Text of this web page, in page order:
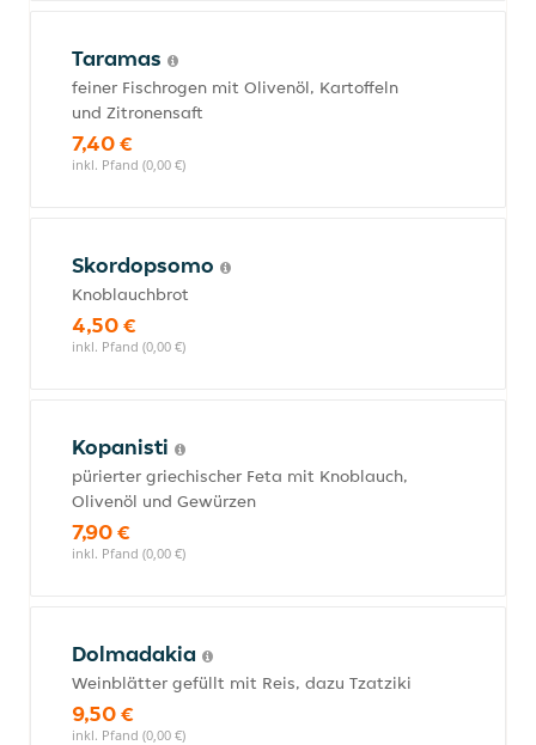
Taramas
feiner Fischrogen mit Olivenöl, Kartoffeln
und Zitronensaft
7,40 €
inkl. Pfand (0,00 €)
Skordopsomo
Knoblauchbrot
4,50 €
inkl. Pfand (0,00 €)
Kopanisti
pürierter griechischer Feta mit Knoblauch,
Olivenöl und Gewürzen
7,90 €
inkl. Pfand (0,00 €)
Dolmadakia
Weinblätter gefüllt mit Reis, dazu Tzatziki
9,50 €
inkl. Pfand (0,00 €)